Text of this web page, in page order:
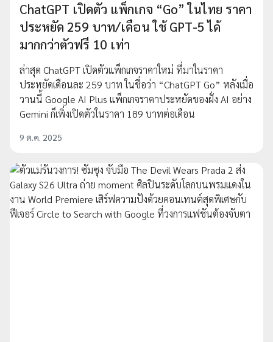
ChatGPT เปิดตัว แพ็กเกจ “Go” ในไทย ราคา
ประหยัด 259 บาท/เดือน ใช้ GPT-5 ได้
มากกว่าตัวฟรี 10 เท่า
ล่าสุด ChatGPT เปิดตัวแพ็กเกจราคาใหม่ ที่มาในราคา
ประหยัดเดือนละ 259 บาท ในชื่อว่า “ChatGPT Go” หลังเมื่อ
วานนี้ Google AI Plus แพ็กเกจราคาประหยัดของฝั่ง AI อย่าง
Gemini ก็เพิ่งเปิดตัวในราคา 189 บาทต่อเดือน
9 ต.ค. 2025